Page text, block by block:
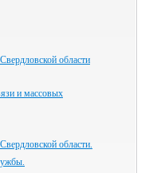
области
и массовых
области.